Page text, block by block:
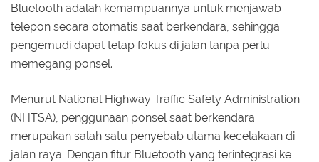
Bluetooth adalah kemampuannya untuk menjawab
telepon secara otomatis saat berkendara, sehingga
pengemudi dapat tetap fokus di jalan tanpa perlu
memegang ponsel.
Menurut National Highway Traffic Safety Administration
(NHTSA), penggunaan ponsel saat berkendara
merupakan salah satu penyebab utama kecelakaan di
jalan raya. Dengan fitur Bluetooth yang terintegrasi ke